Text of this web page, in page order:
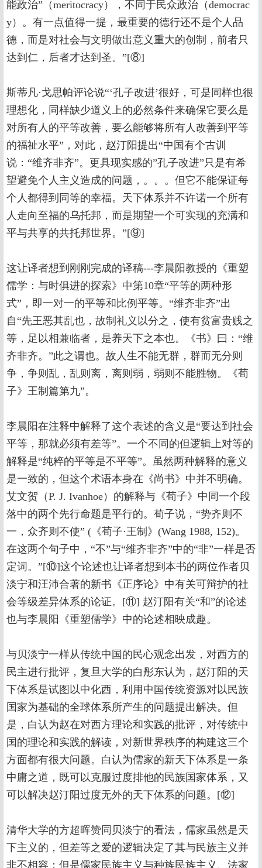
能政治”（meritocracy），不同于民众政治（democrac
y）。有一点值得一提，最重要的德行还不是个人品
德，而是对社会与文明做出意义重大的创制，前者只
达到仁，后者才达到圣。”[⑧]
斯蒂凡·戈思帕评论说“‘孔子改进’很好，可是同样也很
理想化，同样缺少道义上的必然条件来确保它要么是
对所有人的平等改善，要么能够将所有人改善到平等
的福祉水平”，对此，赵汀阳提出“中国有个古训
说：“维齐非齐”。更具现实感的”孔子改进”只是有希
望避免个人主义造成的问题，。。。但它不能保证每
个人都得到同等的幸福。天下体系并不许诺一个所有
人走向至福的乌托邦，而是期望一个可实现的充满和
平与共享的共托邦世界。”[⑨]
这让译者想到刚刚完成的译稿---李晨阳教授的《重塑
儒学：与时俱进的探索》中第10章“平等的两种形
式”，即一对一的平等和比例平等。“维齐非齐”出
自“先王恶其乱也，故制礼义以分之，使有贫富贵贱之
等，足以相兼临者，是养天下之本也。《书》曰：“维
齐非齐。”此之谓也。故人生不能无群，群而无分则
争，争则乱，乱则离，离则弱，弱则不能胜物。《荀
子》王制篇第九”。
李晨阳在注释中解释了这个表述的含义是“要达到社会
平等，那就必须有差等”。一个不同的但逻辑上对等的
解释是“纯粹的平等是不平等”。虽然两种解释的意义
是一致的，但这个术语本身在《尚书》中并不明确。
艾文贺（P. J. Ivanhoe）的解释与《荀子》中同一个段
落中的两个先行命题是平行的。荀子说，“势齐则不
一，众齐则不使” (《荀子·王制》(Wang 1988, 152)。
在这两个句子中，“不”与“维齐非齐”中的“非”一样是否
定词。”[⑩]这个论述也让译者想到本书的两位作者贝
淡宁和汪沛合著的新书《正序论》中有关可辩护的社
会等级差异体系的论证。[⑪] 赵汀阳有关“和”的论述
也与李晨阳《重塑儒学》中的论述相映成趣。
与贝淡宁一样从传统中国的民心观念出发，对西方的
民主进行批评，复旦大学的白彤东认为，赵汀阳的天
下体系是试图以中化西，利用中国传统资源对以民族
国家为基础的全球体系所产生的问题提出解决。但
是，白认为赵在对西方理论和实践的批评，对传统中
国的理论和实践的解读，对新世界秩序的构建这三个
方面都有很大问题。白认为儒家的新天下体系是一条
中庸之道，既可以克服过度排他的民族国家体系，又
可以解决赵汀阳过度无外的天下体系的问题。[⑫]
清华大学的方超晖赞同贝淡宁的看法，儒家虽然是天
下主义的，但差等之爱的逻辑决定了其与民族主义并
非不相容；但是儒家民族主义与种族民族主义、法家